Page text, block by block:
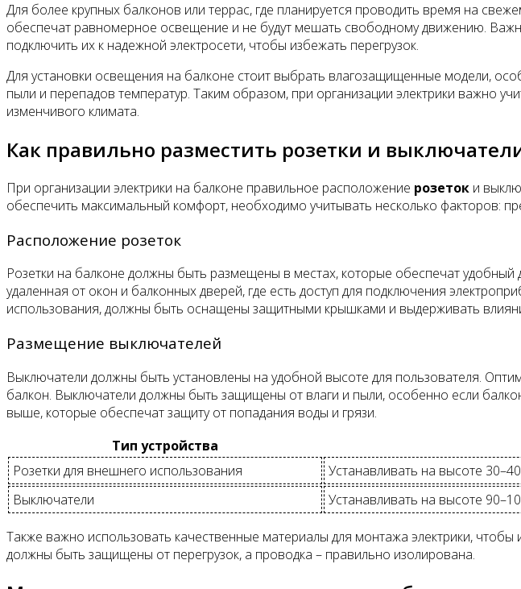
Для более крупных балконов или террас, где планируется проводить время на
обеспечат равномерное освещение и не будут мешать свободному движению.
подключить их к надежной электросети, чтобы избежать перегрузок.
Для установки освещения на балконе стоит выбрать влагозащищенные модели,
пыли и перепадов температур. Таким образом, при организации электрики важно
изменчивого климата.
Как правильно разместить розетки и
При организации электрики на балконе правильное расположение розеток и
обеспечить максимальный комфорт, необходимо учитывать несколько факторов:
Расположение розеток
Розетки на балконе должны быть размещены в местах, которые обеспечат
удаленная от окон и балконных дверей, где есть доступ для подключения
использования, должны быть оснащены защитными крышками и выдерживать
Размещение выключателей
Выключатели должны быть установлены на удобной высоте для пользователя.
балкон. Выключатели должны быть защищены от влаги и пыли, особенно если
выше, которые обеспечат защиту от попадания воды и грязи.
Тип устройства
Розетки для внешнего использования
Устанавливать на высоте
Выключатели
Устанавливать на высоте
Также важно использовать качественные материалы для монтажа электрики,
должны быть защищены от перегрузок, а проводка – правильно изолирована.